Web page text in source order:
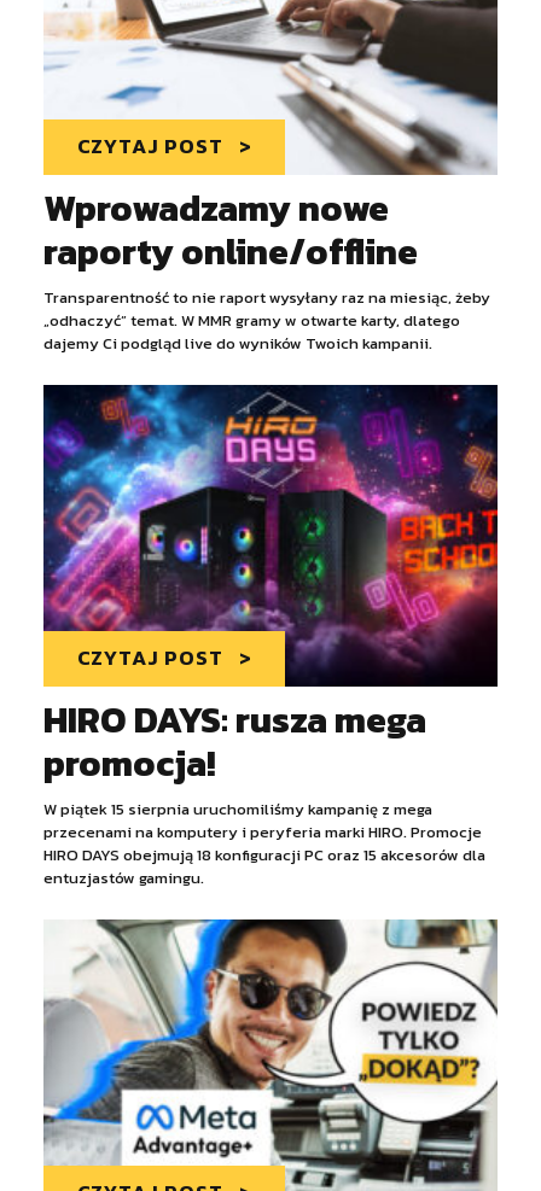
CZYTAJ POST
Wprowadzamy nowe
raporty online/offline
Transparentność to nie raport wysyłany raz na miesiąc, żeby
„odhaczyć” temat. W MMR gramy w otwarte karty, dlatego
dajemy Ci podgląd live do wyników Twoich kampanii.
CZYTAJ POST
HIRO DAYS: rusza mega
promocja!
W piątek 15 sierpnia uruchomiliśmy kampanię z mega
przecenami na komputery i peryferia marki HIRO. Promocje
HIRO DAYS obejmują 18 konfiguracji PC oraz 15 akcesorów dla
entuzjastów gamingu.